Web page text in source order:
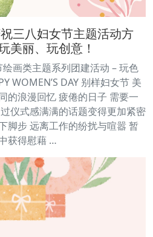
三八妇女节主题活动方
美丽、玩创意！
画类主题系列团建活动 – 玩色
WOMEN’S DAY 别样妇女节 美
的浪漫回忆 疲倦的日子 需要一
仪式感满满的话题变得更加紧密
脚步 远离工作的纷扰与喧嚣 暂
获得慰藉 …